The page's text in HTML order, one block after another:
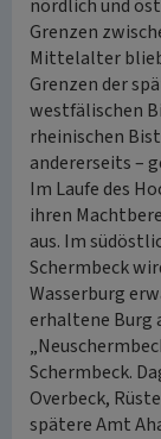
nördlich und
Grenzen
Mittelalter
Grenzen der
westfälischen
rheinischen
andererseits –
Im Laufe des
ihren
aus. Im
Schermbeck
Wasserburg
erhaltene Burg
Schermbeck.
Overbeck,
spätere Amt